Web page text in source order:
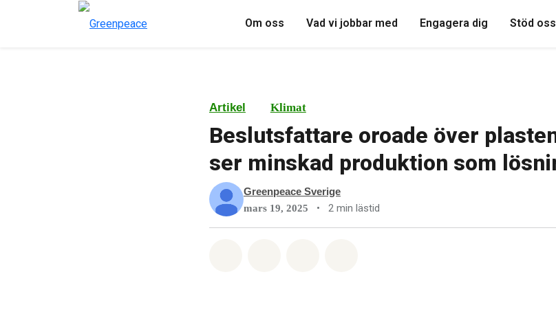
Om oss Vad vi jobbar med Engagera dig Stöd oss
Artikel Klimat
Beslutsfattare oroade över
ser minskad produktion som
Greenpeace Sverige
mars 19, 2025 • 2 min lästid